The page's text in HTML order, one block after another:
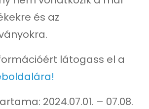
és az
látogass el a
2024.07.01. – 07.08.